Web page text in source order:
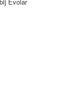
Evolar